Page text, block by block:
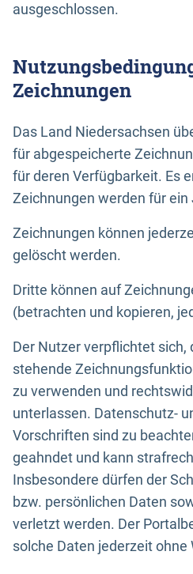
ausgeschlossen.
Zeichnungen
Das Land Niedersachsen
für abgespeicherte
für deren Verfügbarkeit. Es
Zeichnungen werden für ein
Zeichnungen können
gelöscht werden.
Dritte können auf
(betrachten und kopieren,
Der Nutzer verpflichtet sich,
stehende
zu verwenden und
unterlassen. Datenschutz-
Vorschriften sind zu
geahndet und kann
Insbesondere dürfen der
bzw. persönlichen Daten
verletzt werden. Der
solche Daten jederzeit ohne